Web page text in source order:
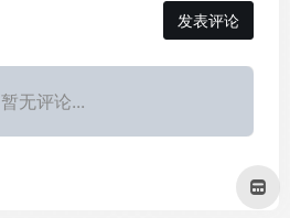
发表评论
暂无评论...